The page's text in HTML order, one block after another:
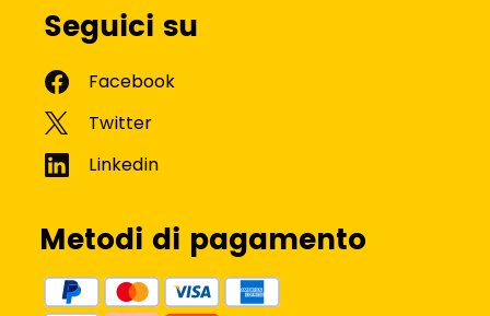
Seguici su
Metodi di pagamento